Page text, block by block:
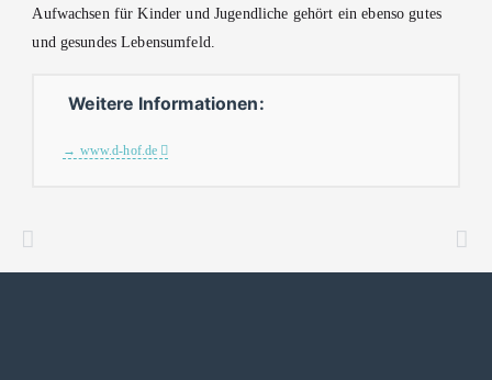
Aufwachsen für Kinder und Jugendliche gehört ein ebenso gutes
und gesundes Lebensumfeld.
Weitere Informationen:
www.d-hof.de